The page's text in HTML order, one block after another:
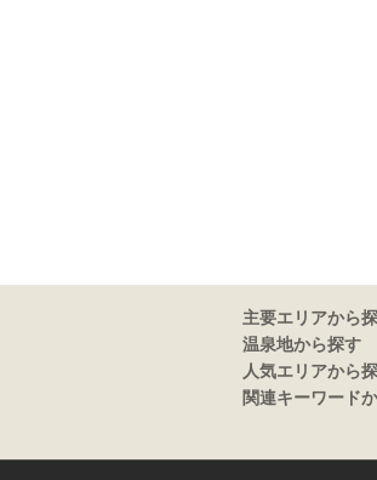
主要エリアから
温泉地から探す
人気エリアから
関連キーワード